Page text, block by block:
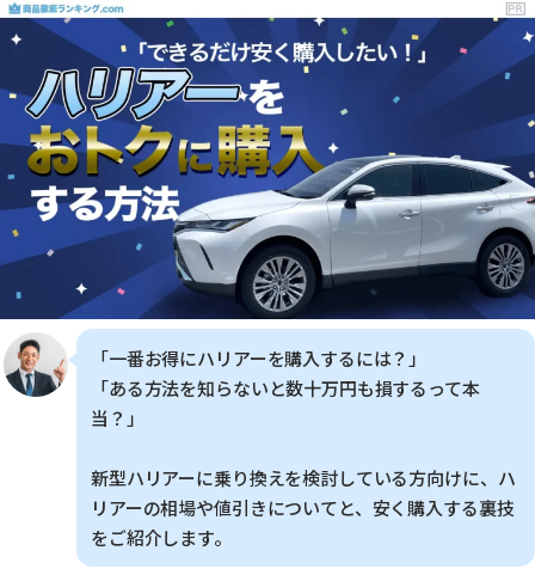
「一番お得にハリアーを購入するには？」
「ある方法を知らないと数十万円も損するって本
当？」
新型ハリアーに乗り換えを検討している方向けに、ハ
リアーの相場や値引きについてと、安く購入する裏技
をご紹介します。